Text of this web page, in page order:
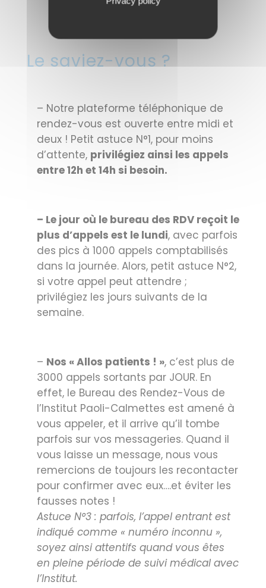
Le saviez-vous ?
– Notre plateforme téléphonique de
rendez-vous est ouverte entre midi et
deux ! Petit astuce N°1, pour moins
d’attente, privilégiez ainsi les appels
entre 12h et 14h si besoin.
– Le jour où le bureau des RDV reçoit le
plus d’appels est le lundi, avec parfois
des pics à 1000 appels comptabilisés
dans la journée. Alors, petit astuce N°2,
si votre appel peut attendre ;
privilégiez les jours suivants de la
semaine.
– Nos « Allos patients ! », c’est plus de
3000 appels sortants par JOUR. En
effet, le Bureau des Rendez-Vous de
l’Institut Paoli-Calmettes est amené à
vous appeler, et il arrive qu’il tombe
parfois sur vos messageries. Quand il
vous laisse un message, nous vous
remercions de toujours les recontacter
pour confirmer avec eux….et éviter les
fausses notes !
Astuce N°3 : parfois, l’appel entrant est
indiqué comme « numéro inconnu »,
soyez ainsi attentifs quand vous êtes
en pleine période de suivi médical avec
l’Institut.